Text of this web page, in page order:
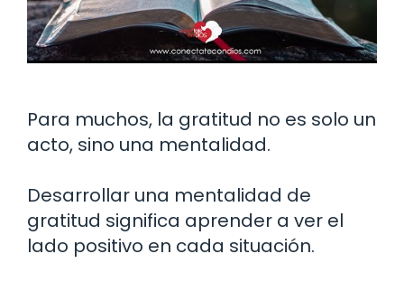
Para muchos, la gratitud no es solo un
acto, sino una mentalidad.
Desarrollar una mentalidad de
gratitud significa aprender a ver el
lado positivo en cada situación.